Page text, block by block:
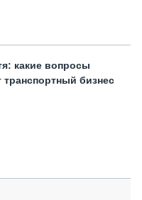
какие вопросы
транспортный бизнес